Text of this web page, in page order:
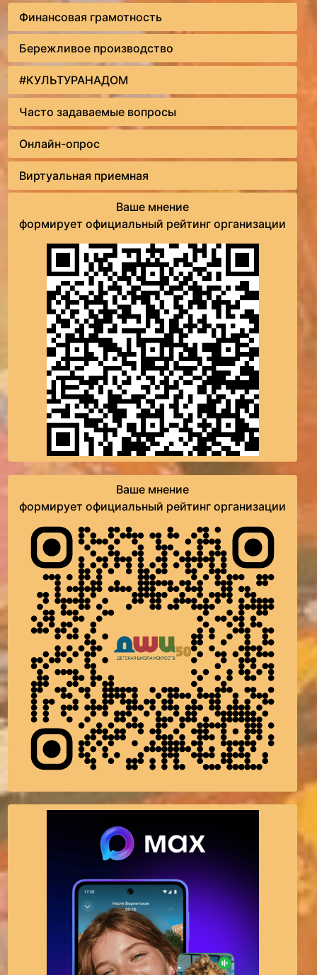
Финансовая грамотность
Бережливое производство
#КУЛЬТУРАНАДОМ
Часто задаваемые вопросы
Онлайн-опрос
Виртуальная приемная
Ваше мнение
формирует официальный рейтинг организации
Ваше мнение
формирует официальный рейтинг организации